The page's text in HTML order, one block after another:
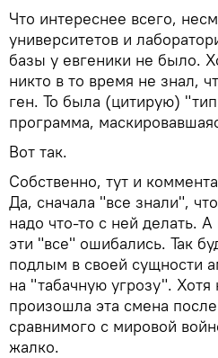
Что интереснее всего,
университетов и
базы у евгеники не было.
никто в то время не знал,
ген. То была (цитирую)
программа,
Вот так.
Собственно, тут и
Да, сначала "все знали",
надо что-то с ней делать.
эти "все" ошибались. Так
подлым в своей сущности
на "табачную угрозу".
произошла эта смена
сравнимого с мировой
жалко.